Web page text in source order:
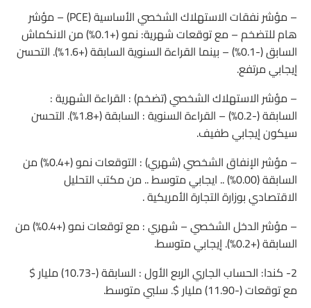
– مؤشر نفقات الاستهلاك الشخصي الأساسية (PCE) – مؤشر
هام للتضخم – مع توقعات شهرية: نمو (+0.1%) من الانكماش
السابق (-0.1%) – بينما القراءة السنوية السابقة (+1.6%). التحسن
إيجابي مرتفع.
– مؤشر الاستهلاك الشخصي (تضخم) : القراءة الشهرية :
السابقة (-0.2%) – القراءة السنوية : السابقة (+1.8%). التحسن
سيكون إيجابي طفيف.
– مؤشر الإنفاق الشخصي (شهري) : التوقعات نمو (+0.4%) من
السابقة (0.00%) .. ايجابي متوسط .. من مكتب التحليل
الاقتصادي بوزارة التجارة الأمريكية .
– مؤشر الدخل الشخصي – شهري : مع توقعات نمو (+0.4%) من
السابقة (+0.2%). إيجابي متوسط.
2- كندا: الحساب الجاري الربع الأول : السابقة (-10.73) مليار $
مع توقعات (-11.90) مليار $. سلبي متوسط.